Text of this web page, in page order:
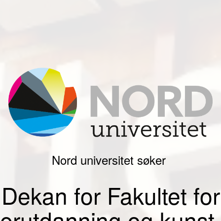
Nord universitet søker
Dekan for Fakultet for